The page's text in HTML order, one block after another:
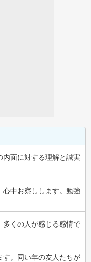
内面に対する理解と誠実
中お察しします。勉強
くの人が感じる感情で
す。同い年の友人たちが